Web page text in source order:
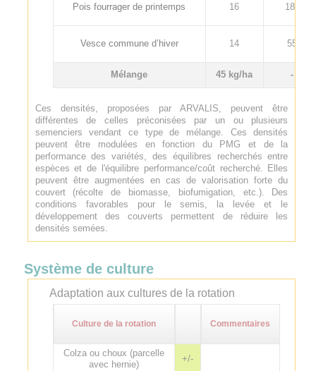
Pois fourrager de printemps 16 180
Vesce commune d’hiver 14 55
Mélange 45 kg/ha -
Ces densités, proposées par ARVALIS, peuvent être
différentes de celles préconisées par un ou plusieurs
semenciers vendant ce type de mélange. Ces densités
peuvent être modulées en fonction du PMG et de la
performance des variétés, des équilibres recherchés entre
espèces et de l'équilibre performance/coût recherché. Elles
peuvent être augmentées en cas de valorisation forte du
couvert (récolte de biomasse, biofumigation, etc.). Des
conditions favorables pour le semis, la levée et le
développement des couverts permettent de réduire les
densités semées.
Système de culture
Adaptation aux cultures de la rotation
Culture de la rotation Commentaires
Colza ou choux (parcelle
avec hernie)
+/-